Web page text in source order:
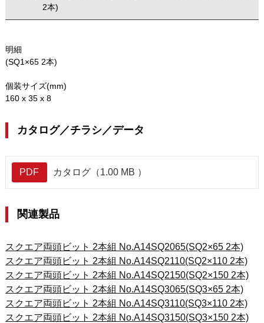
2本)
明細
(SQ1×65 2本)
個装サイズ(mm)
160 x 35 x 8
カタログ／チラシ／データ
PDF カタログ（1.00 MB ）
関連製品
スクエア両頭ビット 2本組 No.A14SQ2065(SQ2×65 2本)
スクエア両頭ビット 2本組 No.A14SQ2110(SQ2×110 2本)
スクエア両頭ビット 2本組 No.A14SQ2150(SQ2×150 2本)
スクエア両頭ビット 2本組 No.A14SQ3065(SQ3×65 2本)
スクエア両頭ビット 2本組 No.A14SQ3110(SQ3×110 2本)
スクエア両頭ビット 2本組 No.A14SQ3150(SQ3×150 2本)